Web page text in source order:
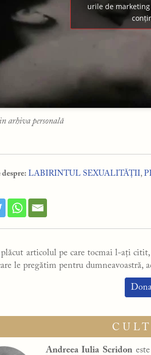
urile de
arhiva personală
LABIRINTUL SEXUALITĂȚII,
articolul pe care tocmai l-ați
le pregătim pentru dumneavoastră,
Andreea Iulia Scridoneste